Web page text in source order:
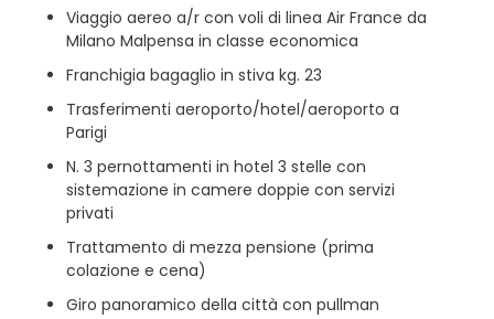
Viaggio aereo a/r con voli di linea Air France da
Milano Malpensa in classe economica
Franchigia bagaglio in stiva kg. 23
Trasferimenti aeroporto/hotel/aeroporto a
Parigi
N. 3 pernottamenti in hotel 3 stelle con
sistemazione in camere doppie con servizi
privati
Trattamento di mezza pensione (prima
colazione e cena)
Giro panoramico della città con pullman